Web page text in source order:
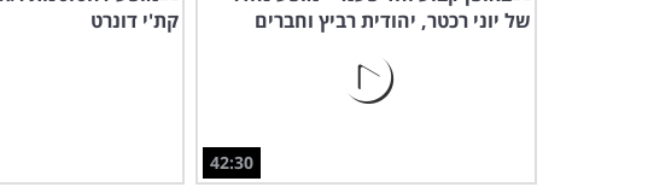
42:30